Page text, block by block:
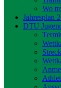
Wo
Jahresplan
DTU